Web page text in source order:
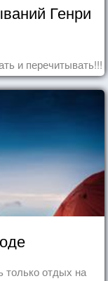
Генри
и перечитывать!!!
отдых на